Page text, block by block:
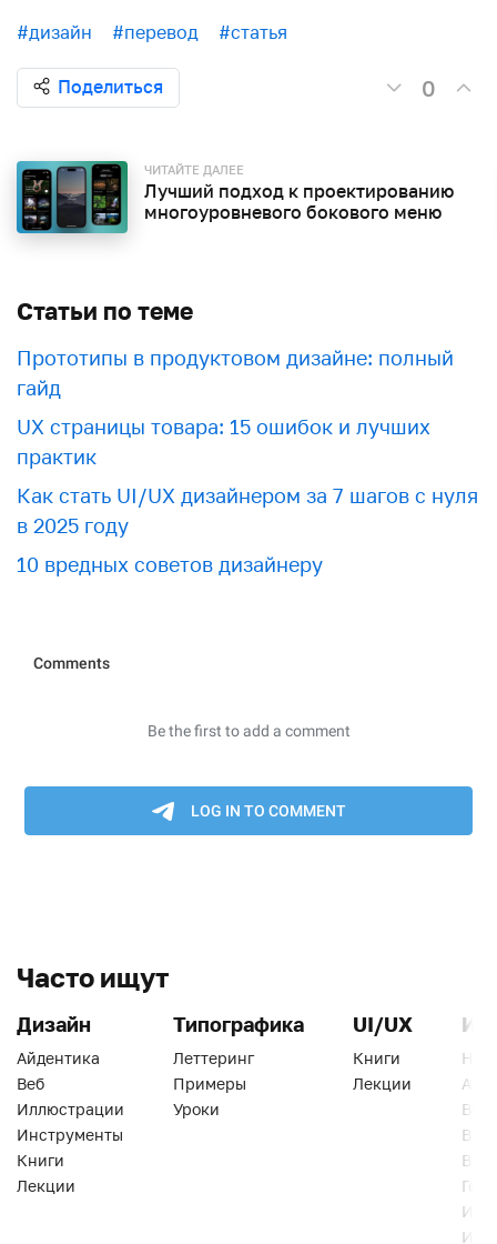
#дизайн #перевод #статья
Поделиться 0
ЧИТАЙТЕ ДАЛЕЕ
Лучший подход к проектированию
многоуровневого бокового меню
Статьи по теме
Прототипы в продуктовом дизайне: полный
гайд
UX страницы товара: 15 ошибок и лучших
практик
Как стать UI/UX дизайнером за 7 шагов с нуля
в 2025 году
10 вредных советов дизайнеру
Часто ищут
Дизайн
Айдентика
Веб
Иллюстрации
Инструменты
Книги
Лекции
Типографика
Леттеринг
Примеры
Уроки
UI/UX
Книги
Лекции
Веб